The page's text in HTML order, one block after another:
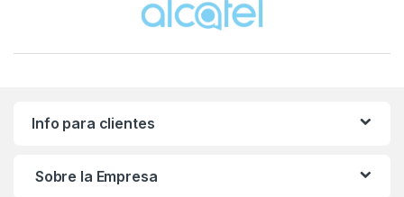
Info para clientes
Sobre la Empresa